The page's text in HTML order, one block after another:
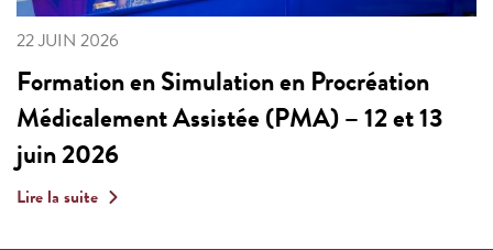
22 JUIN 2026
Formation en Simulation en Procréation
Médicalement Assistée (PMA) – 12 et 13
juin 2026
Lire la suite